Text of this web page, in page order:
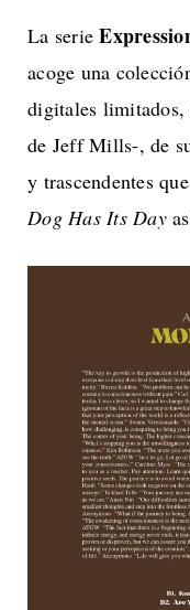
La serie
acoge una
digitales
de Jeff Mills-, de
y trascendentes
Dog Has Its Day